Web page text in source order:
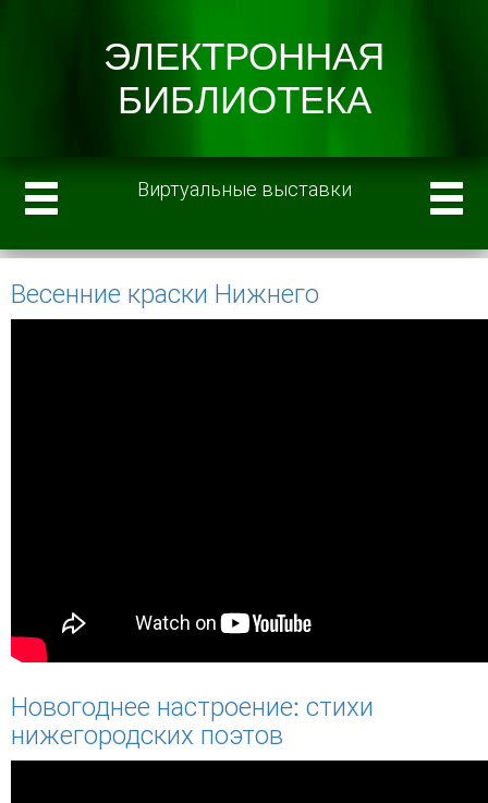
Виртуальные выставки
Весенние краски Нижнего
Новогоднее настроение: стихи
нижегородских поэтов